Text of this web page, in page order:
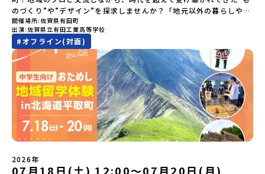
安心のサポート体制・質疑応答※各地域の詳細なプログラムは、以
下の【STEP2】個別説明会にて紹介しています。ーーーーーーーー
ーーーーーーーーーーーーーーーー💡疑問も不安もワクワクに変え
る！2つのステップ知りたいことに合わせて、2つの説明会をご活用
ください！【STEP1】全体オンライン説明会の視聴（☆上の動画で
いつでも視聴可能です） 〜まずは「おためし地域留学」を知りたい
方へ〜プログラムの全体像や魅力、サポート体制について解説しま
す。 【STEP2】個別プログラム説明会（☆順次ページを公開しま
す）〜「地域別のプログラム」を具体的に知りたい方へ〜 「現地で
は何をするの？」という疑問にお答えする説明会です。その場所な
らではのプログラムをたっぷりお伝えします！🚩現在公開中の個別
説明会はこちらから（順次公開予定）【5/7(木)】北海道平取町
【5/8(金)】熊本県芦北町▼おためし地域留学の情報▼おためし地域
体験」のプログラム開催情報を公式LINEにて配信中！ぜひご登録く
ださい♪気になることや不安な点は、LINEから気軽にご相談くださ
のづくり”や”デザイン”を探求しませんか？「地元以外の暮らしや文
化が気になる。いつか留学してみたい！」「豊かな自然と伝統文
化、町並みに興味がある！」「ものづくりやきれいなデザインが好
き！」そんな中学生のみなさんにおすすめ！「おためし地域留学体
験」は、日本全国約200の高校と連携し、地域の枠を超えて学校生活
を送る「地域みらい留学」をプチ体験できるプログラムです。はじ
めてのひとり旅でも安心！現地でもスタッフがしっかりとサポート
いたします。今回のフィールドは「佐賀県有田町（ありたちょ
う）」佐賀県の西部にある有田町は、江戸時代から400年以上続く
「窯業（ようぎょう）」の町。 窯（かま）で粘土を焼いてつくるも
のづくりが、この町の文化として今も受け継がれています。世界で
も知られる「有田焼」は、この窯業の中から生まれました。長い歴
史の中で積み重ねられてきた技術や工夫、そして“つくる人の想
い”が、この町には残っています。また、文化施設が「日本遺産」や
「日本の20世紀遺産」に認定されるなど日本を代表する伝統工芸の
開催場所 佐賀県有田町
出演 佐賀県立有田工業高等学校
#オフライン(対面)
2026年
07月18日(土) 12:00〜07月20日(月)